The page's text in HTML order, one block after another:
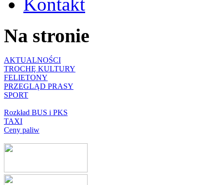
Na stronie
AKTUALNOŚCI
TROCHĘ KULTURY
FELIETONY
PRZEGLĄD PRASY
SPORT
Rozkład BUS i PKS
TAXI
Ceny paliw